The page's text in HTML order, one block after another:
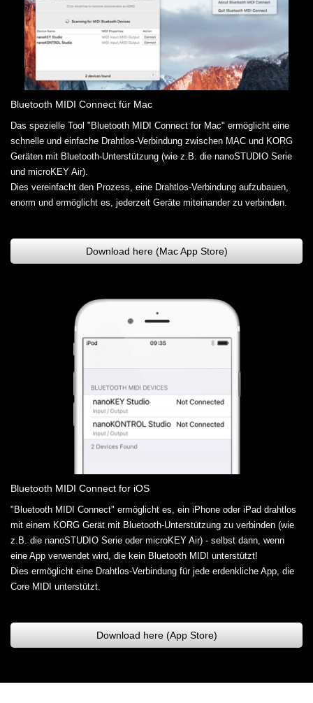
Bluetooth MIDI Connect für Mac
Das spezielle Tool "Bluetooth MIDI Connect for Mac" ermöglicht eine
schnelle und einfache Drahtlos-Verbindung zwischen MAC und KORG
Geräten mit Bluetooth-Unterstützung (wie z.B. die nanoSTUDIO Serie
und microKEY Air).
Dies vereinfacht den Prozess, eine Drahtlos-Verbindung aufzubauen,
enorm und ermöglicht es, jederzeit Geräte miteinander zu verbinden.
Download here (Mac App Store)
Bluetooth MIDI Connect for iOS
"Bluetooth MIDI Connect" ermöglicht es, ein iPhone oder iPad drahtlos
mit einem KORG Gerät mit Bluetooth-Unterstützung zu verbinden (wie
z.B. die nanoSTUDIO Serie oder microKEY Air) - selbst dann, wenn
eine App verwendet wird, die kein Bluetooth MIDI unterstützt!
Dies ermöglicht eine Drahtlos-Verbindung für jede erdenkliche App, die
Core MIDI unterstützt.
Download here (App Store)